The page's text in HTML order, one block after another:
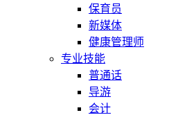
保育员
新媒体
健康管理师
专业技能
普通话
导游
会计